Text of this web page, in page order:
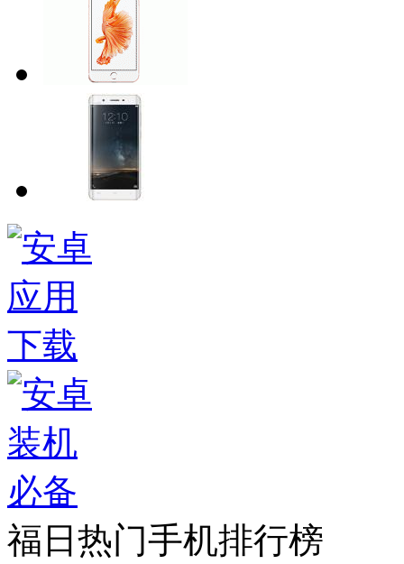
福日热门手机排行榜